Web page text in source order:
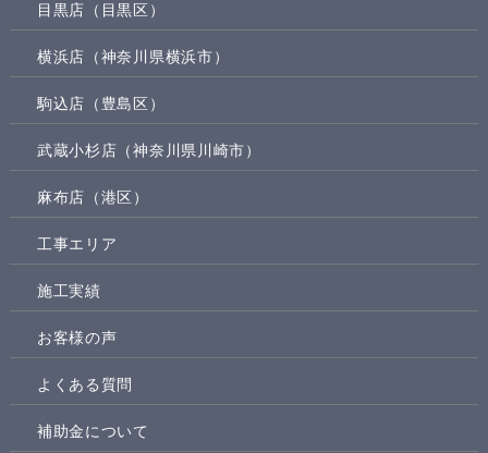
目黒店（目黒区）
横浜店（神奈川県横浜市）
駒込店（豊島区）
武蔵小杉店（神奈川県川崎市）
麻布店（港区）
工事エリア
施工実績
お客様の声
よくある質問
補助金について